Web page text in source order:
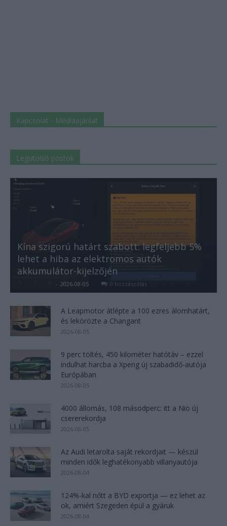
Kapcsolat - Médiaajánlat
Legutolsó postok
Kína szigorú határt szabott: legfeljebb 5%
lehet a hiba az elektromos autók
akkumulátor-kijelzőjén
- 2026-08-05 0 hozzászólás
A Leapmotor átlépte a 100 ezres álomhatárt,
és lekörözte a Changant
2026-08-05
9 perc töltés, 450 kilométer hatótáv – ezzel
indulhat harcba a Xpeng új szabadidő-autója
Európában
2026-08-05
4000 állomás, 108 másodperc: itt a Nio új
csererekordja
2026-08-05
Az Audi letarolta saját rekordjait — készül
minden idők leghatékonyabb villanyautója
2026-08-04
124%-kal nőtt a BYD exportja — ez lehet az
ok, amiért Szegeden épül a gyáruk
2026-08-04